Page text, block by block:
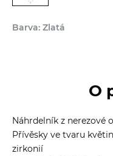
Barva: Zlatá
O
Náhrdelník z nerezové
Přívěsky ve tvaru
zirkonií